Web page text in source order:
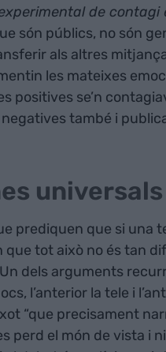
de contagi
són públics, no són
als altres
les mateixes
positives se’n
també i
universals
prediquen que si una
que tot això no és tan
dels arguments
l’anterior la tele i
“que precisament
perd el món de vista i